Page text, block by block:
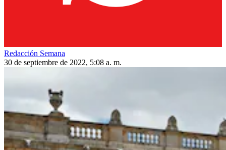
Redacción Semana
30 de septiembre de 2022, 5:08 a. m.